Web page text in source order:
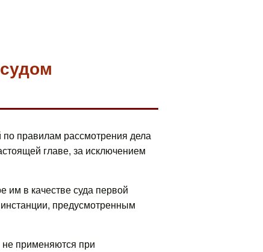
по правилам рассмотрения дела
главе, за исключением
им в качестве суда первой
предусмотренным
применяются при